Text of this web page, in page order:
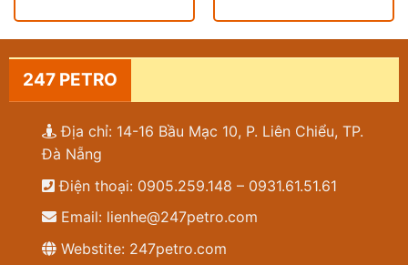
247 PETRO
Địa chỉ: 14-16 Bầu Mạc 10, P. Liên Chiểu, TP.
Đà Nẵng
Điện thoại: 0905.259.148 – 0931.61.51.61
Email: lienhe@247petro.com
Webstite: 247petro.com